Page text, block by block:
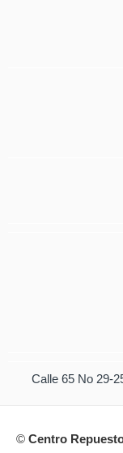
Calle 65 No 29-
© Centro